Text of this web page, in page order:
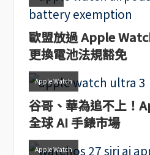
歐盟放過 Apple
更換電池法規豁免
Apple Watch
谷哥、華為追不上！
全球 AI 手錶市場
Apple Watch